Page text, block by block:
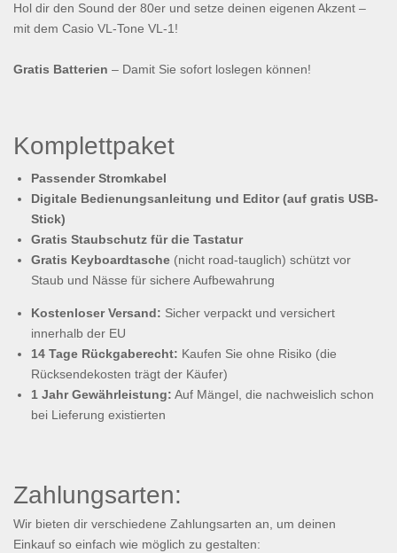
Hol dir den Sound der 80er und setze deinen eigenen Akzent –
mit dem Casio VL-Tone VL-1!
Gratis Batterien – Damit Sie sofort loslegen können!
Komplettpaket
Passender Stromkabel
Digitale Bedienungsanleitung und Editor (auf gratis USB-
Stick)
Gratis Staubschutz für die Tastatur
Gratis Keyboardtasche (nicht road-tauglich) schützt vor
Staub und Nässe für sichere Aufbewahrung
Kostenloser Versand: Sicher verpackt und versichert
innerhalb der EU
14 Tage Rückgaberecht: Kaufen Sie ohne Risiko (die
Rücksendekosten trägt der Käufer)
1 Jahr Gewährleistung: Auf Mängel, die nachweislich schon
bei Lieferung existierten
Zahlungsarten:
Wir bieten dir verschiedene Zahlungsarten an, um deinen
Einkauf so einfach wie möglich zu gestalten: